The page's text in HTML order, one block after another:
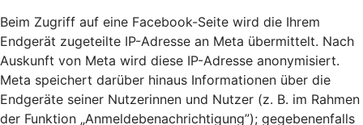
Beim Zugriff auf eine Facebook-Seite wird die Ihrem
Endgerät zugeteilte IP-Adresse an Meta übermittelt. Nach
Auskunft von Meta wird diese IP-Adresse anonymisiert.
Meta speichert darüber hinaus Informationen über die
Endgeräte seiner Nutzerinnen und Nutzer (z. B. im Rahmen
der Funktion „Anmeldebenachrichtigung”); gegebenenfalls